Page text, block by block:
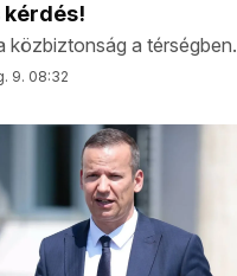
kérdés!
közbiztonság a térségben.
9. 08:32